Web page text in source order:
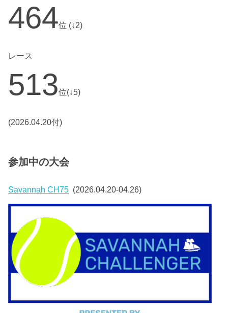
464位 (↓2)
レース
513位(↓5)
(2026.04.20付)
参加中の大会
Savannah CH75 (2026.04.20-04.26)